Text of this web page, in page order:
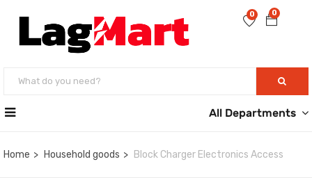
0
0
All Departments
Home Household goods Block Charger Electronics Access